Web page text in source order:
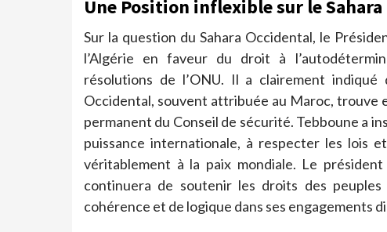
Une Position inflexible sur le
Sur la question du Sahara Occidental, le
l’Algérie en faveur du droit à
résolutions de l’ONU. Il a clairement indiqué
Occidental, souvent attribuée au Maroc, trouve
permanent du Conseil de sécurité. Tebboune a
puissance internationale, à respecter les lois
véritablement à la paix mondiale. Le
continuera de soutenir les droits des
cohérence et de logique dans ses engagements